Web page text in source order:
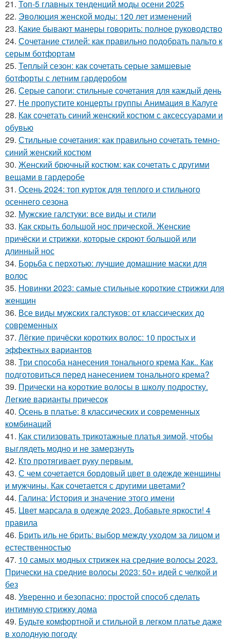
21. Топ-5 главных тенденций моды осени 2025
22. Эволюция женской моды: 120 лет изменений
23. Какие бывают манеры говорить: полное руководство
24. Сочетание стилей: как правильно подобрать пальто к
серым ботфортам
25. Теплый сезон: как сочетать серые замшевые
ботфорты с летним гардеробом
26. Серые сапоги: стильные сочетания для каждый день
27. Не пропустите концерты группы Анимация в Калуге
28. Как сочетать синий женский костюм с аксессуарами и
обувью
29. Стильные сочетания: как правильно сочетать темно-
синий женский костюм
30. Женский брючный костюм: как сочетать с другими
вещами в гардеробе
31. Осень 2024: топ курток для теплого и стильного
осеннего сезона
32. Мужские галстуки: все виды и стили
33. Как скрыть большой нос прической. Женские
причёски и стрижки, которые скроют большой или
длинный нос
34. Борьба с перхотью: лучшие домашние маски для
волос
35. Новинки 2023: самые стильные короткие стрижки для
женщин
36. Все виды мужских галстуков: от классических до
современных
37. Лёгкие причёски коротких волос: 10 простых и
эффектных вариантов
38. Три способа нанесения тонального крема Как.. Как
подготовиться перед нанесением тонального крема?
39. Прически на короткие волосы в школу подростку.
Легкие варианты причесок
40. Осень в платье: 8 классических и современных
комбинаций
41. Как стилизовать трикотажные платья зимой, чтобы
выглядеть модно и не замерзнуть
42. Кто протягивает руку первым.
43. С чем сочетается бордовый цвет в одежде женщины
и мужчины. Как сочетается с другими цветами?
44. Галина: История и значение этого имени
45. Цвет марсала в одежде 2023. Добавьте яркости! 4
правила
46. Брить иль не брить: выбор между уходом за лицом и
естественностью
47. 10 самых модных стрижек на средние волосы 2023.
Прически на средние волосы 2023: 50+ идей с челкой и
без
48. Уверенно и безопасно: простой способ сделать
интимную стрижку дома
49. Будьте комфортной и стильной в легком платье даже
в холодную погоду